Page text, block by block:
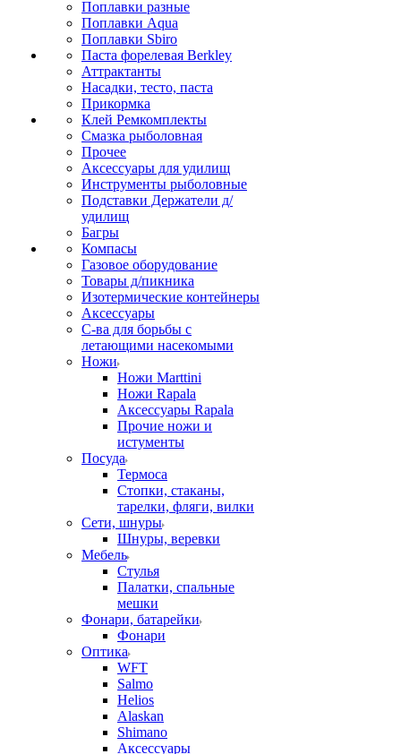
Поплавки разные
Поплавки Aqua
Поплавки Sbiro
Паста форелевая Berkley
Аттрактанты
Насадки, тесто, паста
Прикормка
Клей Ремкомплекты
Смазка рыболовная
Прочее
Аксессуары для удилищ
Инструменты рыболовные
Подставки Держатели д/
удилищ
Багры
Компасы
Газовое оборудование
Товары д/пикника
Изотермические контейнеры
Аксессуары
С-ва для борьбы с
летающими насекомыми
Ножи
Ножи Marttini
Ножи Rapala
Аксессуары Rapala
Прочие ножи и
истументы
Посуда
Термоса
Стопки, стаканы,
тарелки, фляги, вилки
Сети, шнуры
Шнуры, веревки
Мебель
Стулья
Палатки, спальные
мешки
Фонари, батарейки
Фонари
Оптика
WFT
Salmo
Helios
Alaskan
Shimano
Аксессуары